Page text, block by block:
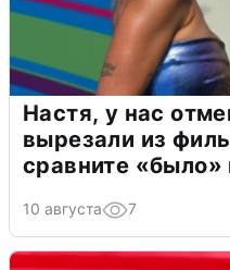
Настя, у нас
вырезали из
сравните «было»
10 августа 7